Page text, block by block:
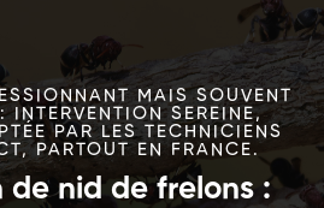
MAIS SOUVENT
INTERVENTION SEREINE,
PAR LES TECHNICIENS
PARTOUT EN FRANCE.
de nid de frelons :